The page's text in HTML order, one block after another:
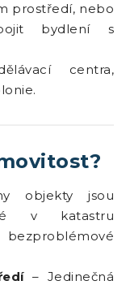
prostředí, nebo
bydlení s
centra,
objekty jsou
v katastru
– Jedinečná